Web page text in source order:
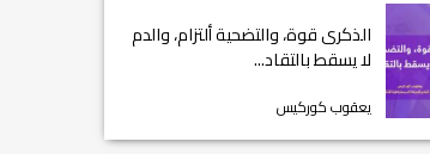
الذكرى قوة، والتضحية ألتزام، والدم
لا يسقط بالتقاد...
يعقوب كوركيس